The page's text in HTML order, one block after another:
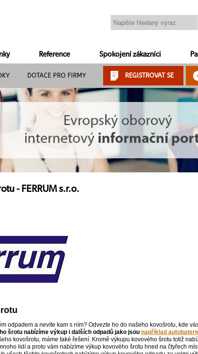
Reference Spokojení zákazníci
DOTACE PRO FIRMY REGISTROVAT SE
- FERRUM s.r.o.
odpadem a nevíte kam s ním? Odvezte ho do našeho kovošrotu, kde
šrotu nabízíme výkup i dalších odpadů jako jsou například
kovošrotu, máme také řešení. Kromě výkupu kovového šrotu totiž
lidí a proto vám nabízíme výkup kovového šrotu hned na čtyřech